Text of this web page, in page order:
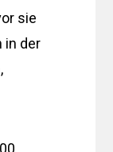
sie
in der